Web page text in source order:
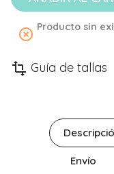
highlight_off Producto sin
transform Guía de tallas
Envío